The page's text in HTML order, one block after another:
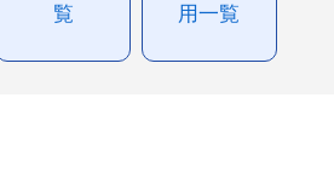
覧
用一覧